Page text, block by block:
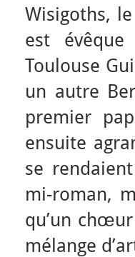
Wisigoths,
est
Toulouse
un autre
premier
ensuite
se
mi-roman,
qu’un
mélange